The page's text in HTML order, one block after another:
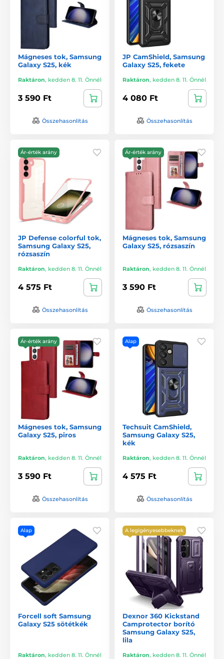
Mágneses tok, Samsung
Galaxy S25, kék
Raktáron, kedden 8. 11. Önnél
3 590 Ft
Összehasonlítás
JP CamShield, Samsung
Galaxy S25, fekete
Raktáron, kedden 8. 11. Önnél
4 080 Ft
Összehasonlítás
Ár-érték arány
JP Defense colorful tok,
Samsung Galaxy S25,
rózsaszín
Raktáron, kedden 8. 11. Önnél
4 575 Ft
Összehasonlítás
Ár-érték arány
Mágneses tok, Samsung
Galaxy S25, rózsaszín
Raktáron, kedden 8. 11. Önnél
3 590 Ft
Összehasonlítás
Ár-érték arány
Mágneses tok, Samsung
Galaxy S25, piros
Raktáron, kedden 8. 11. Önnél
3 590 Ft
Összehasonlítás
Alap
Techsuit CamShield,
Samsung Galaxy S25,
kék
Raktáron, kedden 8. 11. Önnél
4 575 Ft
Összehasonlítás
Alap
Forcell soft Samsung
Galaxy S25 sötétkék
Raktáron, kedden 8. 11. Önnél
A legigényesebbeknek
Dexnor 360 Kickstand
Camprotector borító
Samsung Galaxy S25,
lila
Raktáron, kedden 8. 11. Önnél